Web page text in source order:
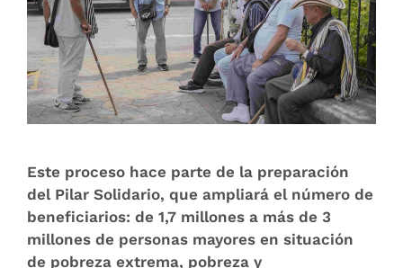
Este proceso hace parte de la preparación
del Pilar Solidario, que ampliará el número de
beneficiarios: de 1,7 millones a más de 3
millones de personas mayores en situación
de pobreza extrema, pobreza y